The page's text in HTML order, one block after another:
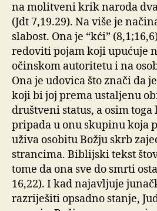
na molitveni krik naroda
(Jdt 7,19.29). Na više je
slabost. Ona je “kći”
redoviti pojam koji upućuje
očinskom autoritetu i na
Ona je udovica što znači da
koji bi joj prema ustaljenu
društveni status, a osim toga
pripada u onu skupinu koja
uživa osobitu Božju skrb
strancima. Biblijski tekst
tome da ona sve do smrti
16,22). I kad najavljuje
razriješiti opsadno stanje,